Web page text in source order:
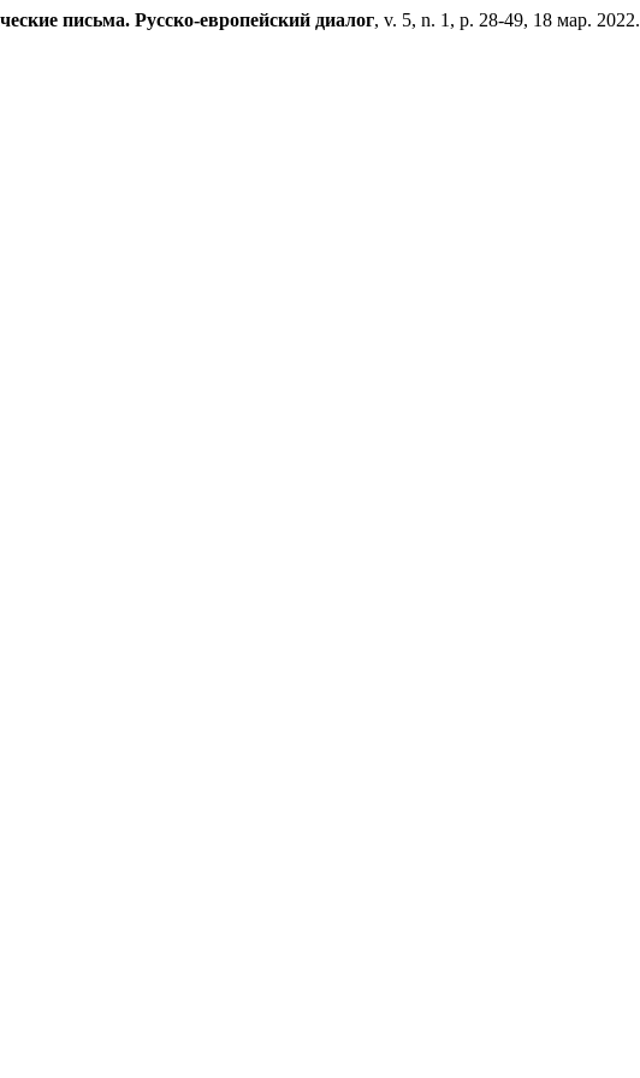
письма. Русско-европейский диалог, v. 5, n. 1, p. 28-49, 18 мар. 2022.